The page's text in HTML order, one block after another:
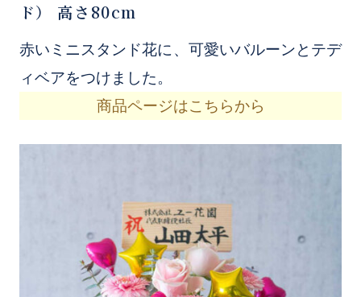
ド） 高さ80cm
赤いミニスタンド花に、可愛いバルーンとテデ
ィベアをつけました。
商品ページはこちらから